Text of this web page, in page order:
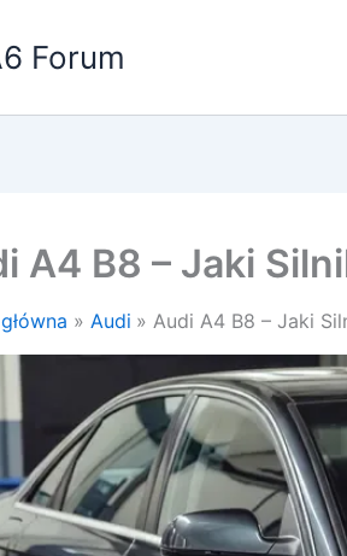
Forum
A4 B8 – Jaki
Audi Audi A4 B8 – Jaki